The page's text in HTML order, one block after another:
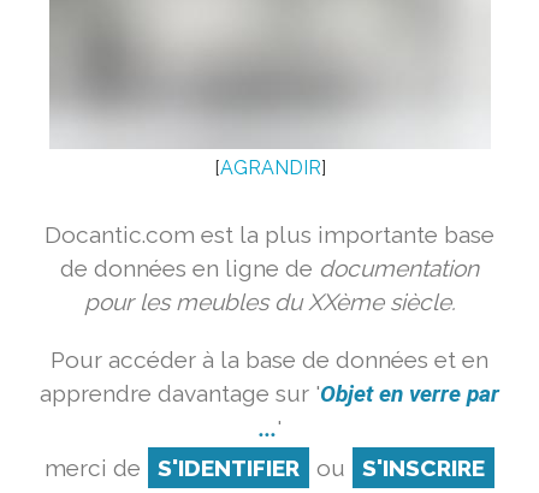
[AGRANDIR]
Docantic.com est la plus importante base
de données en ligne de documentation
pour les meubles du XXème siècle.
Pour accéder à la base de données et en
apprendre davantage sur 'Objet en verre par
...'
merci de
S'IDENTIFIER ou S'INSCRIRE